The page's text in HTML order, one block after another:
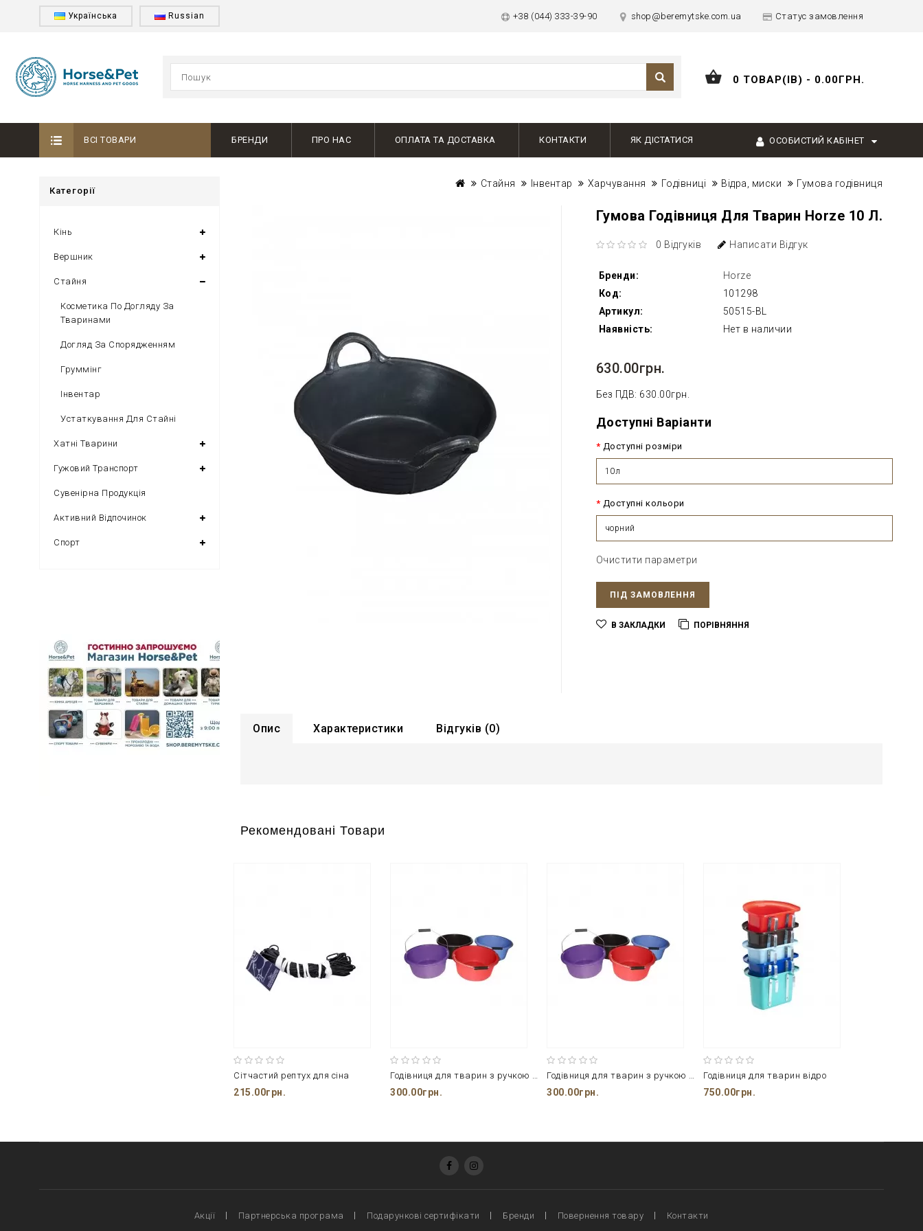
Українська Russian +38 (044) 333-39-90 shop@beremytske.com.ua Статус замовлення
0 ТОВАР(ІВ) - 0.00ГРН.
ВСІ ТОВАРИ БРЕНДИ ПРО НАС ОПЛАТА ТА ДОСТАВКА КОНТАКТИ ЯК ДІСТАТИСЯ ОСОБИСТИЙ КАБІНЕТ
Категорії
Кінь
Вершник
Стайня
Косметика По Догляду За
Тваринами
Догляд За Спорядженням
Груммінг
Інвентар
Устаткування Для Стайні
Хатні Тварини
Гужовий Транспорт
Сувенірна Продукція
Активний Відпочинок
Спорт
Стайня Інвентар Харчування Годівниці Відра, миски Гумова годівниця
Гумова Годівниця Для Тварин Horze 10 Л.
0 Відгуків Написати Відгук
Бренди:
Horze
Код:
101298
Артикул:
50515-BL
Наявність:
Нет в наличии
630.00грн.
Без ПДВ: 630.00грн.
Доступні Варіанти
Доступні розміри
10л
Доступні кольори
чорний
Очистити параметри
ПІД ЗАМОВЛЕННЯ
В ЗАКЛАДКИ ПОРІВНЯННЯ
Опис Характеристики Відгуків (0)
Рекомендовані Товари
Сітчастий рептух для сіна
215.00грн.
Годівниця для тварин з ручкою 711130002
300.00грн.
Годівниця для тварин з ручкою 711130015
300.00грн.
Годівниця для тварин відро
750.00грн.
Акції Партнерська програма Подарункові сертифікати Бренди Повернення товару
Контакти